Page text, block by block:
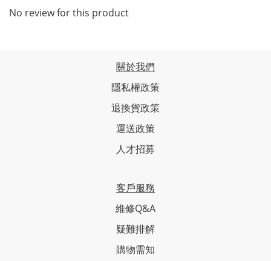
No review for this product
關於我們
隱私權政策
退換貨政策
運送政策
人才招募
客戶服務
維修Q&A
疑難排解
購物需知